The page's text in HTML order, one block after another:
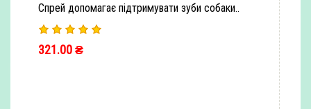
Спрей допомагає підтримувати зуби собаки..
321.00 ₴